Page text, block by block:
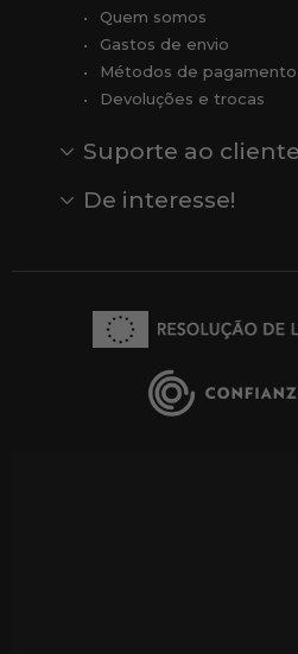
Quem somos
Gastos de envio
Métodos de pagamento
Devoluções e trocas
Suporte ao cliente
Comentários
Comentários do Google
De interesse!